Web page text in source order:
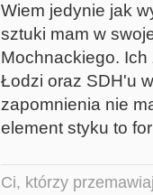
Wiem jedynie jak
sztuki mam w
Mochnackiego. Ich
Łodzi oraz SDH'u
zapomnienia nie
element styku to
Ci, którzy